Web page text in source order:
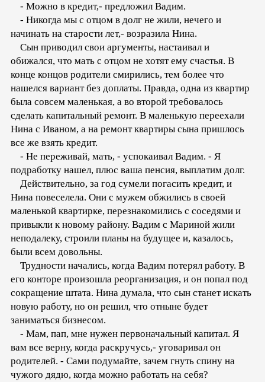
- Можно в кредит,- предложил Вадим.
- Никогда мы с отцом в долг не жили, нечего и
начинать на старости лет,- возразила Нина.
Сын приводил свои аргументы, настаивал и
обижался, что мать с отцом не хотят ему счастья. В
конце концов родители смирились, тем более что
нашелся вариант без доплаты. Правда, одна из квартир
была совсем маленькая, а во второй требовалось
сделать капитальный ремонт. В маленькую переехали
Нина с Иваном, а на ремонт квартиры сына пришлось
все же взять кредит.
- Не переживай, мать, - успокаивал Вадим. - Я
подработку нашел, плюс ваша пенсия, выплатим долг.
Действительно, за год сумели погасить кредит, и
Нина повеселела. Они с мужем обжились в своей
маленькой квартирке, перезнакомились с соседями и
привыкли к новому району. Вадим с Мариной жили
неподалеку, строили планы на будущее и, казалось,
были всем довольны.
Трудности начались, когда Вадим потерял работу. В
его конторе произошла реорганизация, и он попал под
сокращение штата. Нина думала, что сын станет искать
новую работу, но он решил, что отныне будет
заниматься бизнесом.
- Мам, пап, мне нужен первоначальный капитал. Я
вам все верну, когда раскручусь,- уговаривал он
родителей. - Сами подумайте, зачем гнуть спину на
чужого дядю, когда можно работать на себя?